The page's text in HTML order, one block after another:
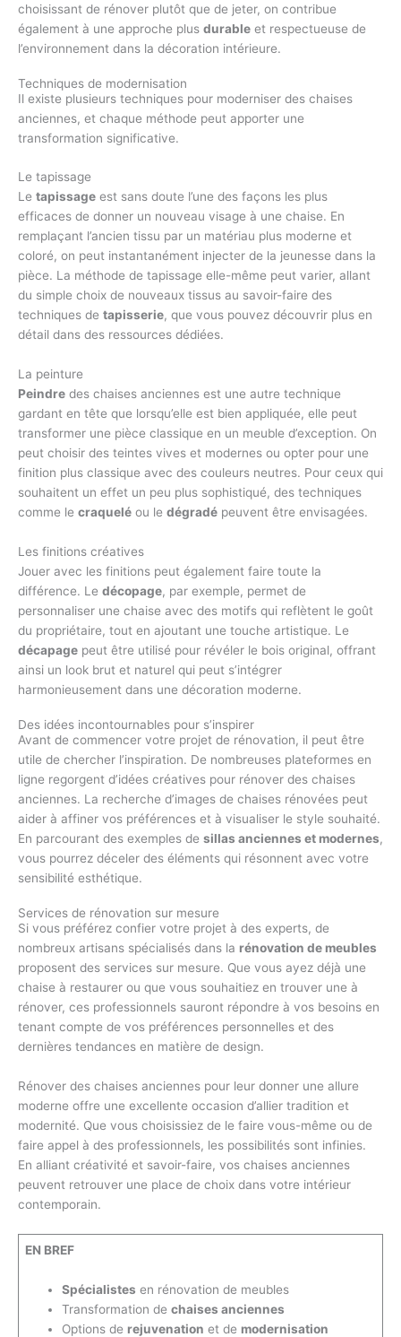
choisissant de rénover plutôt que de jeter, on contribue
également à une approche plus durable et respectueuse de
l’environnement dans la décoration intérieure.
Techniques de modernisation
Il existe plusieurs techniques pour moderniser des chaises
anciennes, et chaque méthode peut apporter une
transformation significative.
Le tapissage
Le tapissage est sans doute l’une des façons les plus
efficaces de donner un nouveau visage à une chaise. En
remplaçant l’ancien tissu par un matériau plus moderne et
coloré, on peut instantanément injecter de la jeunesse dans la
pièce. La méthode de tapissage elle-même peut varier, allant
du simple choix de nouveaux tissus au savoir-faire des
techniques de tapisserie, que vous pouvez découvrir plus en
détail dans des ressources dédiées.
La peinture
Peindre des chaises anciennes est une autre technique
gardant en tête que lorsqu’elle est bien appliquée, elle peut
transformer une pièce classique en un meuble d’exception. On
peut choisir des teintes vives et modernes ou opter pour une
finition plus classique avec des couleurs neutres. Pour ceux qui
souhaitent un effet un peu plus sophistiqué, des techniques
comme le craquelé ou le dégradé peuvent être envisagées.
Les finitions créatives
Jouer avec les finitions peut également faire toute la
différence. Le décopage, par exemple, permet de
personnaliser une chaise avec des motifs qui reflètent le goût
du propriétaire, tout en ajoutant une touche artistique. Le
décapage peut être utilisé pour révéler le bois original, offrant
ainsi un look brut et naturel qui peut s’intégrer
harmonieusement dans une décoration moderne.
Des idées incontournables pour s’inspirer
Avant de commencer votre projet de rénovation, il peut être
utile de chercher l’inspiration. De nombreuses plateformes en
ligne regorgent d’idées créatives pour rénover des chaises
anciennes. La recherche d’images de chaises rénovées peut
aider à affiner vos préférences et à visualiser le style souhaité.
En parcourant des exemples de sillas anciennes et modernes,
vous pourrez déceler des éléments qui résonnent avec votre
sensibilité esthétique.
Services de rénovation sur mesure
Si vous préférez confier votre projet à des experts, de
nombreux artisans spécialisés dans la rénovation de meubles
proposent des services sur mesure. Que vous ayez déjà une
chaise à restaurer ou que vous souhaitiez en trouver une à
rénover, ces professionnels sauront répondre à vos besoins en
tenant compte de vos préférences personnelles et des
dernières tendances en matière de design.
Rénover des chaises anciennes pour leur donner une allure
moderne offre une excellente occasion d’allier tradition et
modernité. Que vous choisissiez de le faire vous-même ou de
faire appel à des professionnels, les possibilités sont infinies.
En alliant créativité et savoir-faire, vos chaises anciennes
peuvent retrouver une place de choix dans votre intérieur
contemporain.
EN BREF
Spécialistes en rénovation de meubles
Transformation de chaises anciennes
Options de rejuvenation et de modernisation